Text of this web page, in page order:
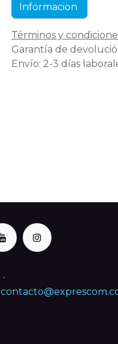
Informacion
Términos y
Garantía de
Envío: 2-3 días
.